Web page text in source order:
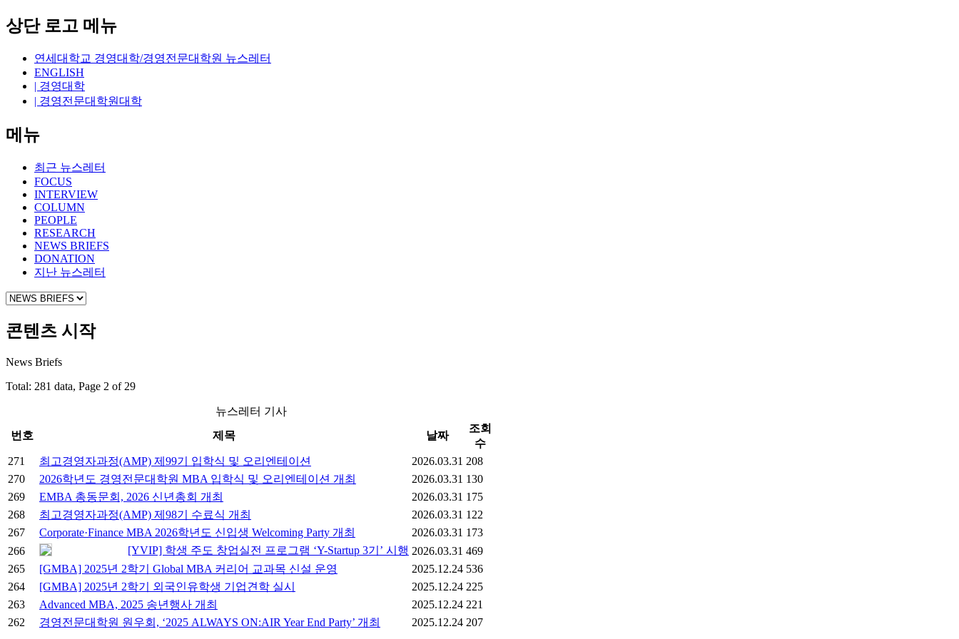
상단 로고 메뉴
연세대학교 경영대학/경영전문대학원 뉴스레터
ENGLISH
| 경영대학
| 경영전문대학원대학
메뉴
최근 뉴스레터
FOCUS
INTERVIEW
COLUMN
PEOPLE
RESEARCH
NEWS BRIEFS
DONATION
지난 뉴스레터
콘텐츠 시작
News Briefs
Total: 281 data, Page 2 of 29
뉴스레터 기사
번호
제목 날짜
조회
수
271
최고경영자과정(AMP) 제99기 입학식 및 오리엔테이션 2026.03.31 208
270
2026학년도 경영전문대학원 MBA 입학식 및 오리엔테이션 개최 2026.03.31 130
269
EMBA 총동문회, 2026 신년총회 개최 2026.03.31 175
268
최고경영자과정(AMP) 제98기 수료식 개최 2026.03.31 122
267
Corporate·Finance MBA 2026학년도 신입생 Welcoming Party 개최 2026.03.31 173
266
[YVIP] 학생 주도 창업실전 프로그램 ‘Y-Startup 3기’ 시행 2026.03.31 469
265
[GMBA] 2025년 2학기 Global MBA 커리어 교과목 신설 운영 2025.12.24 536
264
[GMBA] 2025년 2학기 외국인유학생 기업견학 실시 2025.12.24 225
263
Advanced MBA, 2025 송년행사 개최 2025.12.24 221
262
경영전문대학원 원우회, ‘2025 ALWAYS ON:AIR Year End Party’ 개최 2025.12.24 207